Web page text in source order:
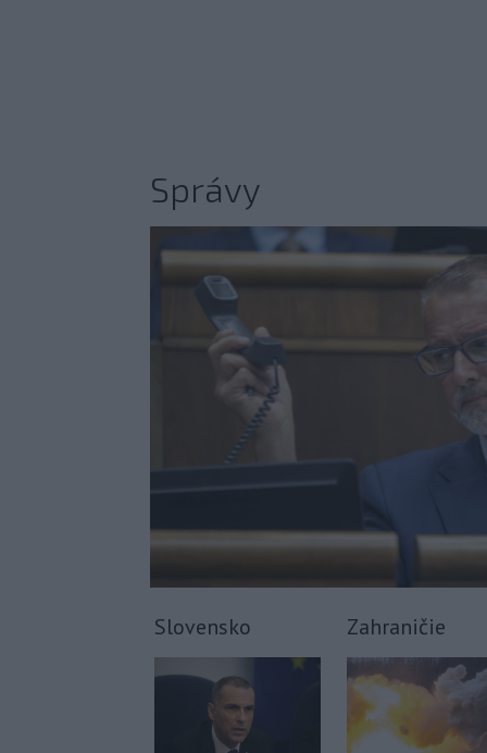
Správy
Slovensko Zahraničie